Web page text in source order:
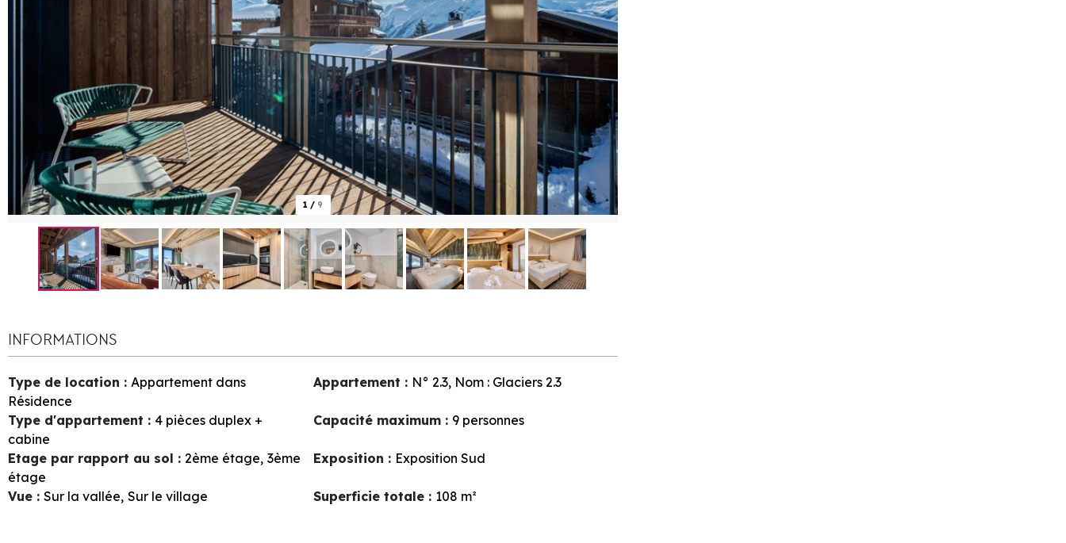
1 / 9
INFORMATIONS
Type de location : Appartement dans
Résidence
Appartement : N° 2.3 Nom : Glaciers 2.3
Type d'appartement : 4 pièces duplex +
cabine
Capacité maximum : 9 personnes
Etage par rapport au sol : 2ème étage 3ème
étage
Exposition : Exposition Sud
Vue : Sur la vallée Sur le village Superficie totale : 108 m²